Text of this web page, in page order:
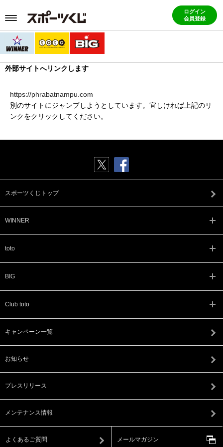
ログイン
会員登録
外部サイトへリンクします
https://phrabatnampu.com
別のサイトにジャンプしようとしています。宜しければ上記のリ
ンクをクリックしてください。
スポーツくじトップ
WINNER
toto
BIG
Club toto
キャンペーン一覧
お知らせ
プレスリリース
メンテナンス情報
よくあるご質問 メールマガジン